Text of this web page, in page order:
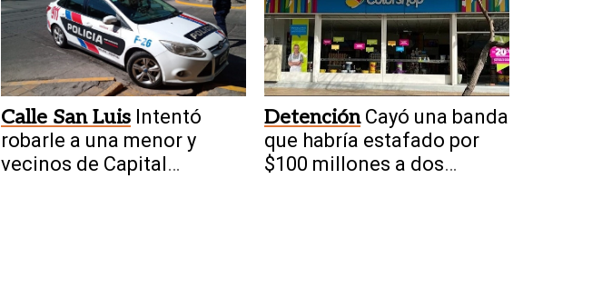
Calle San Luis Intentó
robarle a una menor y
vecinos de Capital
Detención Cayó una banda
que habría estafado por
$100 millones a dos